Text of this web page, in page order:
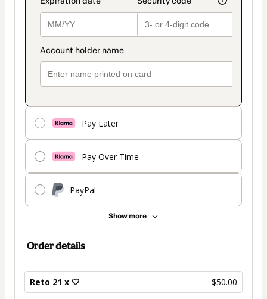
Pay Later
Pay Over Time
PayPal
Show more
Order details
Reto 21 x 🤍​ $50.00